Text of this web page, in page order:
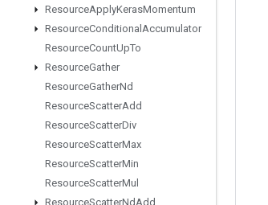
ResourceApplyKerasMomentum
ResourceConditional Accumulator
ResourceCountUpTo
ResourceGather
ResourceGatherNd
ResourceScatterAdd
ResourceScatterDiv
ResourceScatterMax
ResourceScatterMin
ResourceScatterMul
ResourceScatterNdAdd